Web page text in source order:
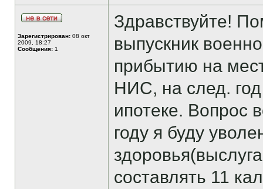
Зарегистрирован: 08 окт
2009, 18:27
Сообщения: 1
Здравствуйте!
выпускник
прибытию на
НИС, на след. год
ипотеке. Вопрос
году я буду
составлять 11